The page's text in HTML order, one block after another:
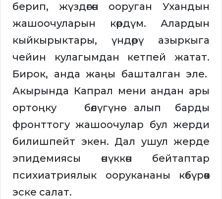
берип, жүздөгөн ооруган Ухандын
жашоочуларын көрдүм. Алардын
кыйкырыктары, үндөрү азыркыга
чейин кулагымдан кетпей жатат.
Бирок, анда жаңы башталган эле.
Акырында Капрал мени андан ары
ортоңку бөлүгүнө алып барды
фронттогу жашоочулар бул жерди
билишпейт экен. Дал ушул жерде
эпидемиясы өнүккөн бейтаптар
психиатриялык оорукананы көбүрөөк
эске салат.